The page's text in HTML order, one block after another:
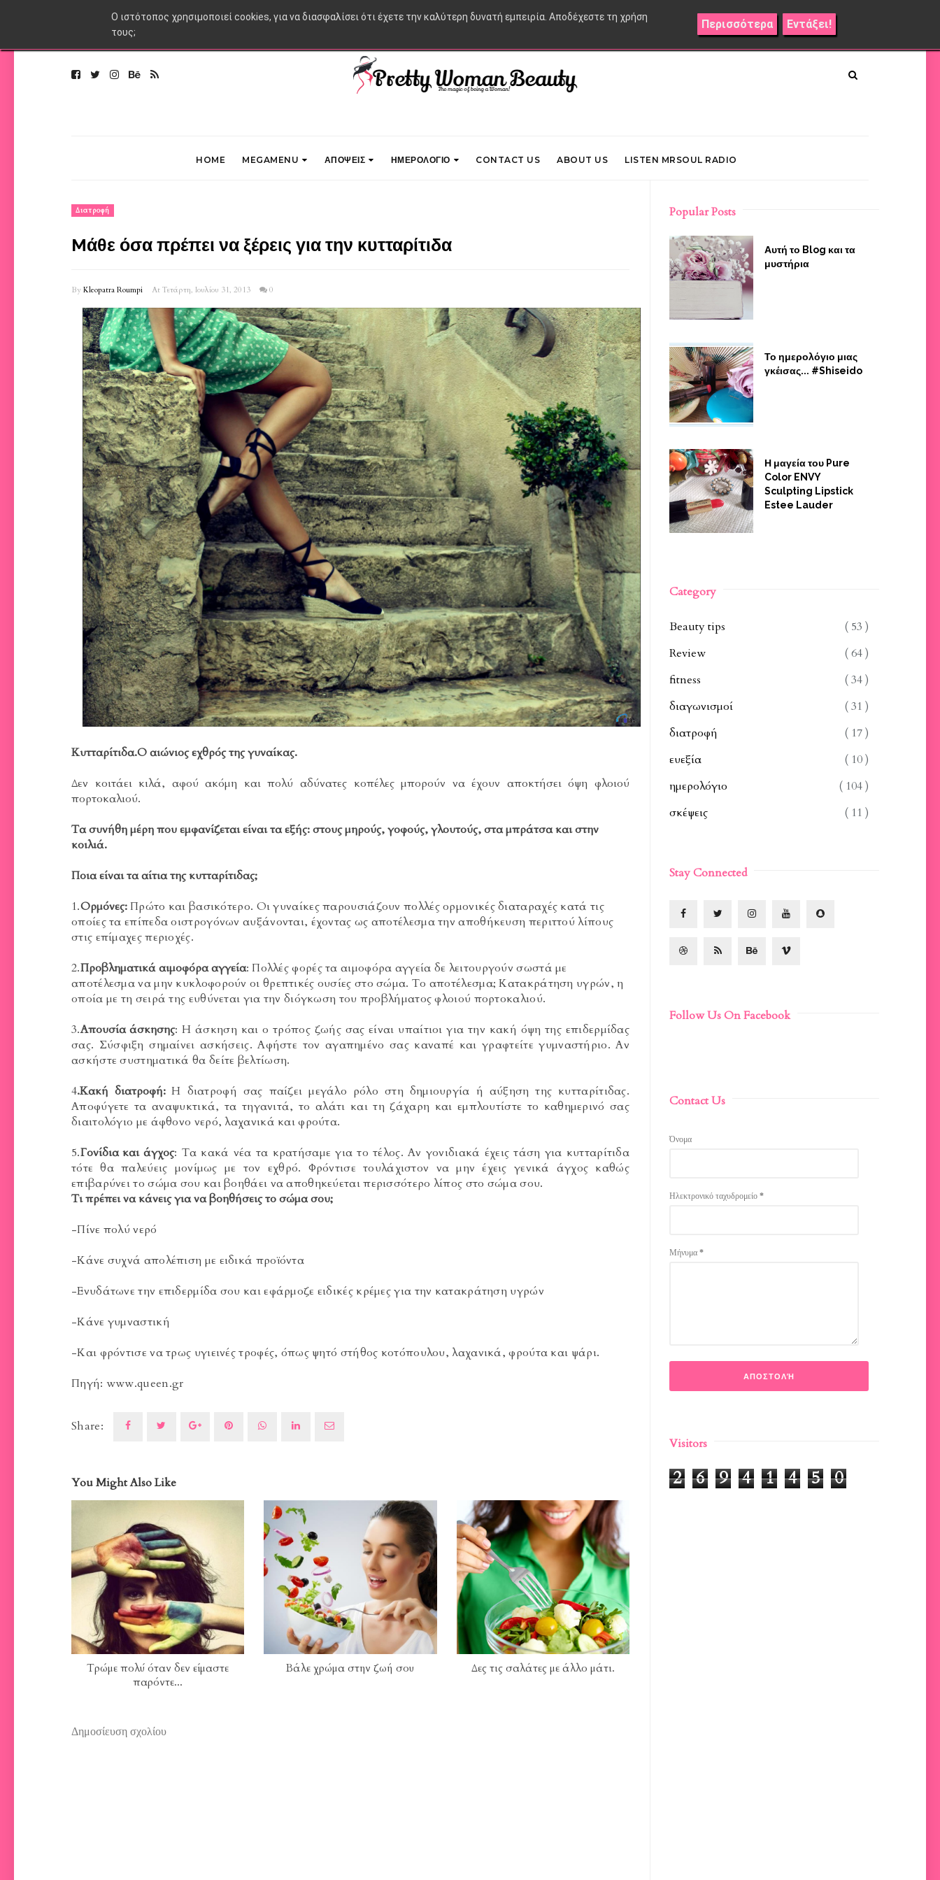
HOME MEGAMENU ΑΠΟΨΕΙΣ ΗΜΕΡΟΛΟΓΙΟ CONTACT US ABOUT US LISTEN MRSOUL RADIO
Διατροφή
Mάθε όσα πρέπει να ξέρεις για την κυτταρίτιδα
By Kleopatra Roumpi At Τετάρτη, Ιουλίου 31, 2013 0
Kυτταρίτιδα.Ο αιώνιος εχθρός της γυναίκας.
Δεν κοιτάει κιλά, αφού ακόμη και πολύ αδύνατες κοπέλες μπορούν να έχουν αποκτήσει όψη φλοιού
πορτοκαλιού.
Τα συνήθη μέρη που εμφανίζεται είναι τα εξής: στους μηρούς, γοφούς, γλουτούς, στα μπράτσα και στην
κοιλιά.
Ποια είναι τα αίτια της κυτταρίτιδας;
1.Ορμόνες:Πρώτο και βασικότερο. Οι γυναίκες παρουσιάζουν πολλές ορμονικές διαταραχές κατά τις
οποίες τα επίπεδα οιστρογόνων αυξάνονται, έχοντας ως αποτέλεσμα την αποθήκευση περιττού λίπους
στις επίμαχες περιοχές.
2.Προβληματικά αιμοφόρα αγγεία: Πολλές φορές τα αιμοφόρα αγγεία δε λειτουργούν σωστά με
αποτέλεσμα να μην κυκλοφορούν οι θρεπτικές ουσίες στο σώμα. Το αποτέλεσμα; Κατακράτηση υγρών, η
οποία με τη σειρά της ευθύνεται για την διόγκωση του προβλήματος φλοιού πορτοκαλιού.
3.Απουσία άσκησης: Η άσκηση και ο τρόπος ζωής σας είναι υπαίτιοι για την κακή όψη της επιδερμίδας
σας. Σύσφιξη σημαίνει ασκήσεις. Αφήστε τον αγαπημένο σας καναπέ και γραφτείτε γυμναστήριο. Αν
ασκήστε συστηματικά θα δείτε βελτίωση.
4.Κακή διατροφή:Η διατροφή σας παίζει μεγάλο ρόλο στη δημιουργία ή αύξηση της κυτταρίτιδας.
Αποφύγετε τα αναψυκτικά, τα τηγανιτά, το αλάτι και τη ζάχαρη και εμπλουτίστε το καθημερινό σας
διαιτολόγιο με άφθονο νερό, λαχανικά και φρούτα.
5.Γονίδια και άγχος: Τα κακά νέα τα κρατήσαμε για το τέλος. Αν γονιδιακά έχεις τάση για κυτταρίτιδα
τότε θα παλεύεις μονίμως με τον εχθρό. Φρόντισε τουλάχιστον να μην έχεις γενικά άγχος καθώς
επιβαρύνει το σώμα σου και βοηθάει να αποθηκεύεται περισσότερο λίπος στο σώμα σου.
Τι πρέπει να κάνεις για να βοηθήσεις το σώμα σου;
-Πίνε πολύ νερό
-Κάνε συχνά απολέπιση με ειδικά προϊόντα
-Ενυδάτωνε την επιδερμίδα σου και εφάρμοζε ειδικές κρέμες για την κατακράτηση υγρών
-Κάνε γυμναστική
-Και φρόντισε να τρως υγιεινές τροφές, όπως ψητό στήθος κοτόπουλου, λαχανικά, φρούτα και ψάρι.
Πηγή: www.queen.gr
Share:
You Might Also Like
Τρώμε πολύ όταν δεν είμαστε
παρόντε...
Βάλε χρώμα στην ζωή σου Δες τις σαλάτες με άλλο μάτι.
Δημοσίευση σχολίου
Popular Posts
Αυτή το Blog και τα
μυστήρια
Το ημερολόγιο μιας
γκέισας... #Shiseido
Η μαγεία του Pure
Color ENVY
Sculpting Lipstick
Estee Lauder
Category
Beauty tips
( 53 )
Review
( 64 )
fitness
( 34 )
διαγωνισμοί
( 31 )
διατροφή
( 17 )
ευεξία
( 10 )
ημερολόγιο
( 104 )
σκέψεις
( 11 )
Stay Connected
Follow Us On Facebook
Contact Us
Όνομα
Ηλεκτρονικό ταχυδρομείο *
Μήνυμα *
Visitors
2 6 9 4 1 4 5 0
O ιστότοπος χρησιμοποιεί cookies, για να διασφαλίσει ότι έχετε την καλύτερη δυνατή εμπειρία. Αποδέχεστε τη χρήση
τους;
Περισσότερα Εντάξει!